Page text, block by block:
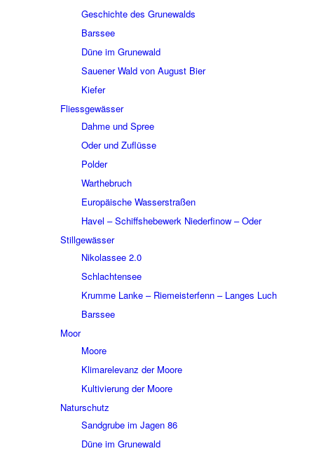
Geschichte des Grune­walds
Bars­see
Düne im Grune­wald
Saue­ner Wald von August Bier
Kiefer
Fliess­ge­wäs­ser
Dahme und Spree
Oder und Zuflüsse
Polder
Wart­he­bruch
Euro­päi­sche Wasser­stra­ßen
Havel – Schiffs­he­be­werk Nieder­fi­now – Oder
Still­ge­wäs­ser
Niko­las­see 2.0
Schlach­ten­see
Krumme Lanke – Riemei­ster­fenn – Langes Luch
Bars­see
Moor
Moore
Klima­re­le­vanz der Moore
Kulti­vie­rung der Moore
Natur­schutz
Sand­grube im Jagen 86
Düne im Grune­wald